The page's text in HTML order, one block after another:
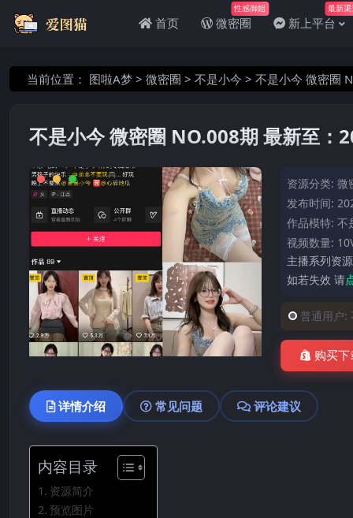
首页 微密圈
性感御姐
新上平台
最新
当前位置： 图啦A梦 > 微密圈 > 不是小今 > 不是小今 微密圈
不是小今 微密圈 NO.008期 最新至：
资源分类:微
发布时间:
作品模特:不
视频数量:
主播系列资
如若失效 请
普通用户:
购买
详情介绍 常见问题 评论建议
内容目录
资源简介
预览图片